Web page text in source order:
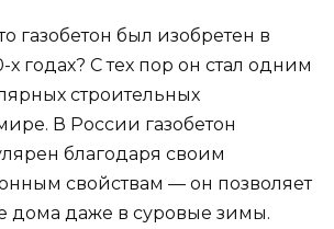
газобетон был изобретен в
годах? С тех пор он стал одним
строительных
В России газобетон
благодаря своим
свойствам — он позволяет
дома даже в суровые зимы.